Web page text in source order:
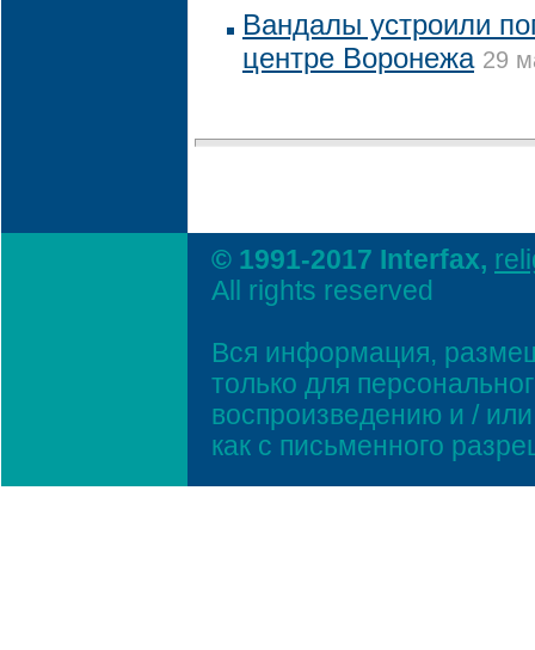
Вандалы устроили
центре Воронежа 29
© 1991-2017 Interfax,
All rights reserved
Вся информация,
только для
воспроизведению и /
как с письменного